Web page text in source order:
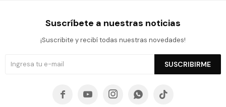
Suscríbete a nuestras noticias
¡Suscribite y recibí todas nuestras novedades!
SUSCRIBIRME
    